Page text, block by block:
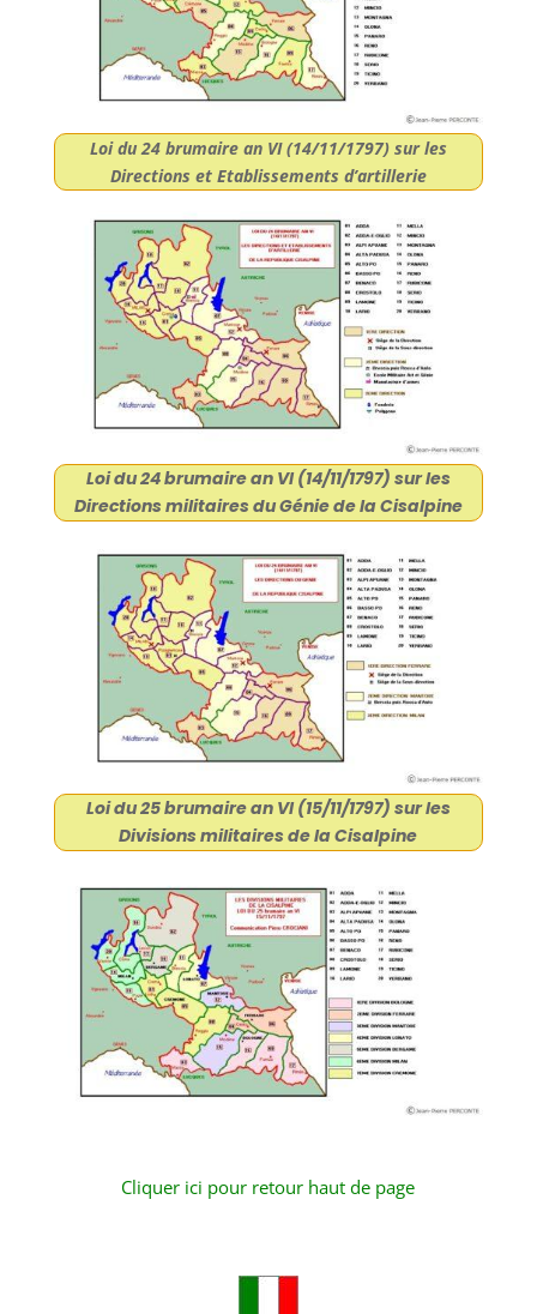
Loi du 24 brumaire an VI (14/11/1797) sur les
Directions et Etablissements d’artillerie
Loi du 24 brumaire an VI (14/11/1797) sur les
Directions militaires du Génie de la Cisalpine
Loi du 25 brumaire an VI (15/11/1797) sur les
Divisions militaires de la Cisalpine
Cliquer ici pour retour haut de page